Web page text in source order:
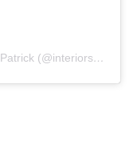
Een bericht gedeeld door Interiors by Patrick (@interiors_by_patrick)